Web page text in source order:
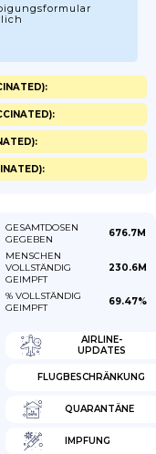
GESAMTDOSEN
GEGEBEN
676.7M
MENSCHEN
VOLLSTÄNDIG
GEIMPFT
230.6M
% VOLLSTÄNDIG
GEIMPFT
69.47%
AIRLINE-
UPDATES
FLUGBESCHRÄNKUNG
QUARANTÄNE
IMPFUNG